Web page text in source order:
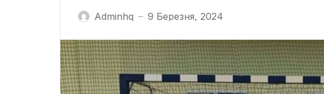
Adminhq — 9 Березня, 2024